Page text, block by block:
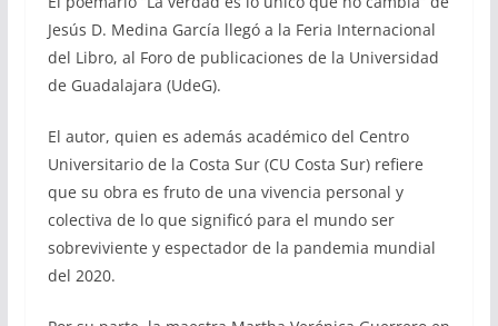
Jesús D. Medina García llegó a la Feria Internacional
del Libro, al Foro de publicaciones de la Universidad
de Guadalajara (UdeG).
El autor, quien es además académico del Centro
Universitario de la Costa Sur (CU Costa Sur) refiere
que su obra es fruto de una vivencia personal y
colectiva de lo que significó para el mundo ser
sobreviviente y espectador de la pandemia mundial
del 2020.